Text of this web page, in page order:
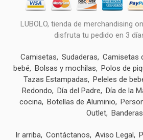
LUBOLO, tienda de merchandising
disfruta tu pedido en 3
Camisetas Sudaderas Camisetas
bebé
Bolsas y mochilas Polos de
Tazas Estampadas
Peleles de
Redondo
Día del Padre Día de la
cocina Botellas de Aluminio
Outlet Banderas
Ir arriba Contáctanos Aviso Legal